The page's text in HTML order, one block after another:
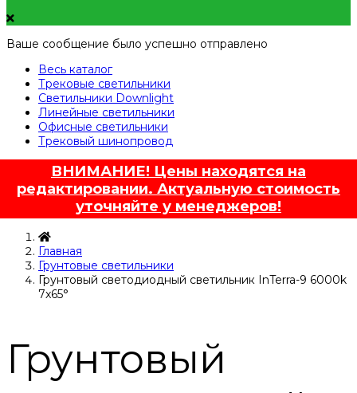
Ваше сообщение было успешно отправлено
Весь каталог
Трековые светильники
Светильники Downlight
Линейные светильники
Офисные светильники
Трековый шинопровод
ВНИМАНИЕ! Цены находятся на
редактировании. Актуальную стоимость
уточняйте у менеджеров!
Главная
Грунтовые светильники
Грунтовый светодиодный светильник InTerra-9 6000k
7x65°
Грунтовый